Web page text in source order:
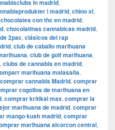
in madrid,
i madrid, chino xl,
chocolates con thc en madrid,
, chocolatinas cannabicas madrid,
2pac, clásicos del rap
, club de caballo marihuana
, club de golf marihuana,
, clubs de cannabis en madrid,
marihuana malasaña,
comprar cannabis Madrid, comprar
cogollos de marihuana en
, comprar kritikal max, comprar la
marihuana de madrid, comprar
mango kush madrid, comprar
marihuana alcorcon central,